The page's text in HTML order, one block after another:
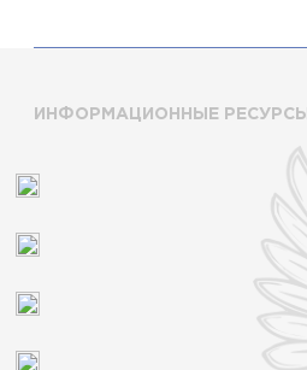
ИНФОРМАЦИОННЫЕ РЕСУРСЫ